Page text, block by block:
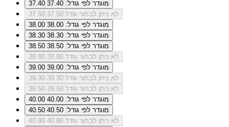
37.40
מוגדר לפי גודל: 37.40
37.50
לא ניתן לבחור גודל 37.50
38.00
מוגדר לפי גודל: 38.00
38.30
מוגדר לפי גודל: 38.30
38.50
מוגדר לפי גודל: 38.50
38.80
לא ניתן לבחור גודל 38.80
39.00
מוגדר לפי גודל: 39.00
39.30
לא ניתן לבחור גודל 39.30
39.50
לא ניתן לבחור גודל 39.50
40.00
מוגדר לפי גודל: 40.00
40.50
מוגדר לפי גודל: 40.50
40.80
לא ניתן לבחור גודל 40.80